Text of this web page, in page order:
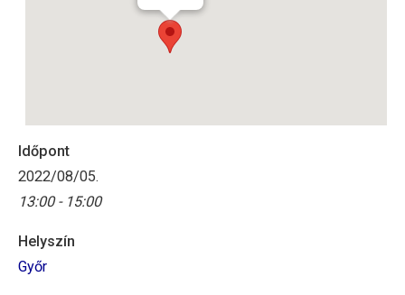
Időpont
2022/08/05.
13:00 - 15:00
Helyszín
Győr